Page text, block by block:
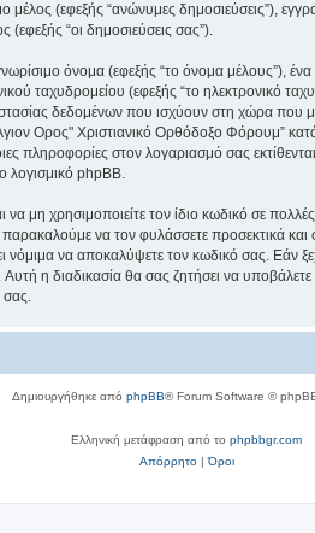
μέλος (εφεξής “ανώνυμες δημοσιεύσεις”),
(εφεξής “οι δημοσιεύσεις σας”).
όνομα (εφεξής “το όνομα μέλους”),
ταχυδρομείου (εφεξής “το ηλεκτρονικό
δεδομένων που ισχύουν στη χώρα που
Ορος" Χριστιανικό Ορθόδοξο Φόρουμ”
πληροφορίες στον λογαριασμό σας
λογισμικό phpBB.
μη χρησιμοποιείτε τον ίδιο κωδικό σε
να τον φυλάσσετε προσεκτικά
να αποκαλύψετε τον κωδικό σας. Εάν
η διαδικασία θα σας ζητήσει να
σας.
Δημιουργήθηκε από phpBB® Forum Software ©
Ελληνική μετάφραση από το phpbbgr.com
Απόρρητο|Όροι